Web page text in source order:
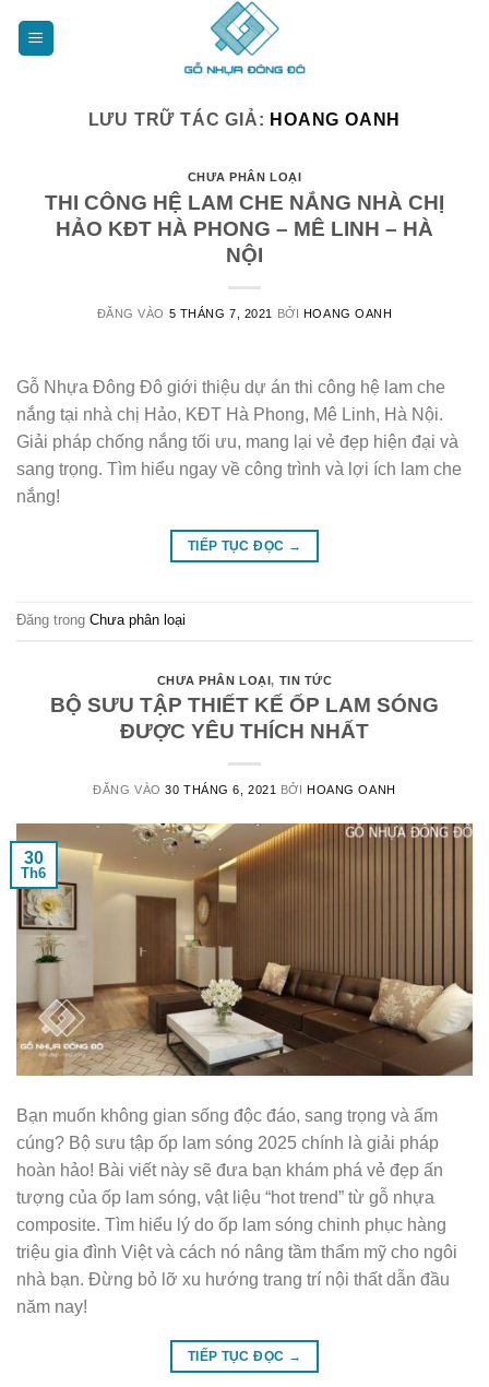
LƯU TRỮ TÁC GIẢ: HOANG OANH
CHƯA PHÂN LOẠI
THI CÔNG HỆ LAM CHE NẮNG NHÀ CHỊ
HẢO KĐT HÀ PHONG – MÊ LINH – HÀ
NỘI
ĐĂNG VÀO 5 THÁNG 7, 2021 BỞI HOANG OANH
Gỗ Nhựa Đông Đô giới thiệu dự án thi công hệ lam che
nắng tại nhà chị Hảo, KĐT Hà Phong, Mê Linh, Hà Nội.
Giải pháp chống nắng tối ưu, mang lại vẻ đẹp hiện đại và
sang trọng. Tìm hiểu ngay về công trình và lợi ích lam che
nắng!
TIẾP TỤC ĐỌC →
Đăng trong Chưa phân loại
CHƯA PHÂN LOẠI, TIN TỨC
BỘ SƯU TẬP THIẾT KẾ ỐP LAM SÓNG
ĐƯỢC YÊU THÍCH NHẤT
ĐĂNG VÀO30 THÁNG 6, 2021 BỞI HOANG OANH
30
Th6
Bạn muốn không gian sống độc đáo, sang trọng và ấm
cúng? Bộ sưu tập ốp lam sóng 2025 chính là giải pháp
hoàn hảo! Bài viết này sẽ đưa bạn khám phá vẻ đẹp ấn
tượng của ốp lam sóng, vật liệu “hot trend” từ gỗ nhựa
composite. Tìm hiểu lý do ốp lam sóng chinh phục hàng
triệu gia đình Việt và cách nó nâng tầm thẩm mỹ cho ngôi
nhà bạn. Đừng bỏ lỡ xu hướng trang trí nội thất dẫn đầu
năm nay!
TIẾP TỤC ĐỌC →